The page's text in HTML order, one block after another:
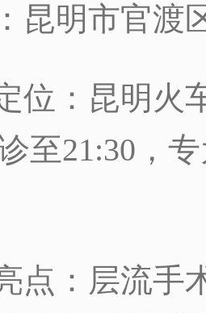
昆明市官渡
位：昆明火
至21:30，
点：层流手